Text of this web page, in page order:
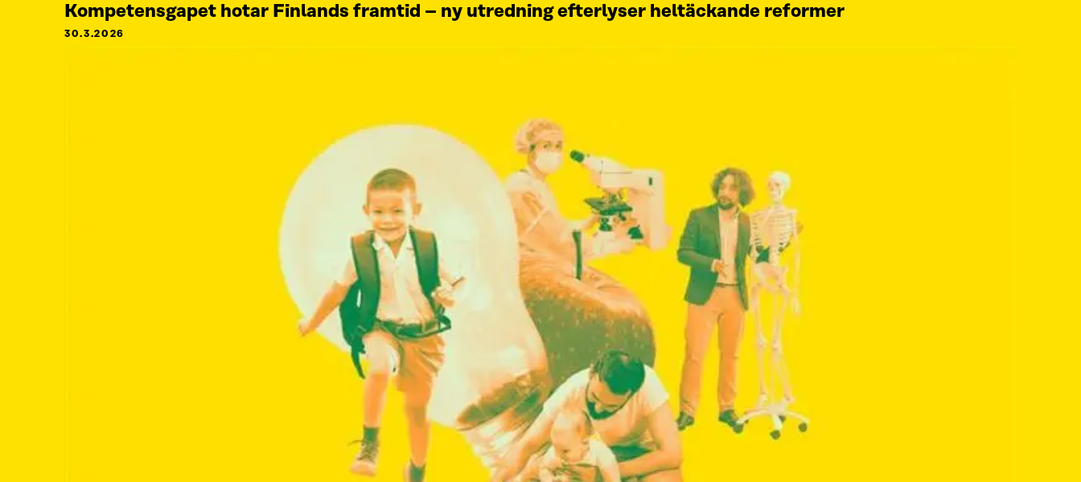
Kompetensgapet hotar Finlands framtid – ny utredning efterlyser heltäckande reformer
30.3.2026